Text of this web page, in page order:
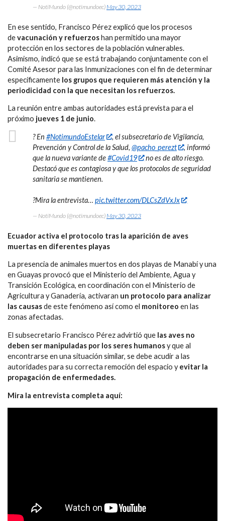
— NotiMundo (@notimundoec) May 30, 2023
En ese sentido, Francisco Pérez explicó que los procesos
devacunación y refuerzoshan permitido una mayor
protección en los sectores de la población vulnerables.
Asimismo, indicó que se está trabajando conjuntamente con el
Comité Asesor para las Inmunizaciones con el fin de determinar
específicamente los grupos que requieren más atención y la
periodicidad con la que necesitan los refuerzos.
La reunión entre ambas autoridades está prevista para el
próximo jueves 1 de junio.
? En #NotimundoEstelar
, el subsecretario de Vigilancia,
Prevención y Control de la Salud, @pacho_perezt
, informó
que la nueva variante de#Covid19
no es de alto riesgo.
Destacó que es contagiosa y que los protocolos de seguridad
sanitaria se mantienen.
?Mira la entrevista… pic.twitter.com/DLCsZdVxJx
— NotiMundo (@notimundoec) May 30, 2023
Ecuador activa el protocolo tras la aparición de aves
muertas en diferentes playas
La presencia de animales muertos en dos playas de Manabí y una
en Guayas provocó que el Ministerio del Ambiente, Agua y
Transición Ecológica, en coordinación con el Ministerio de
Agricultura y Ganadería, activaran un protocolo para analizar
las causasde este fenómeno así como el monitoreo en las
zonas afectadas.
El subsecretario Francisco Pérez advirtió que las aves no
deben ser manipuladas por los seres humanosy que al
encontrarse en una situación similar, se debe acudir a las
autoridades para su correcta remoción del espacio yevitar la
propagación de enfermedades.
Mira la entrevista completa aquí: